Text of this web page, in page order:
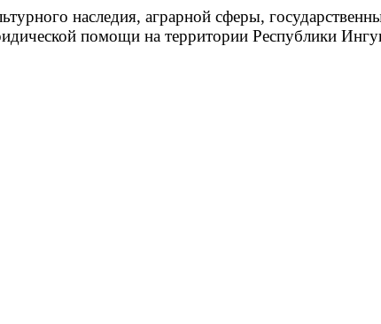
наследия, аграрной сферы,
помощи на территории Республики